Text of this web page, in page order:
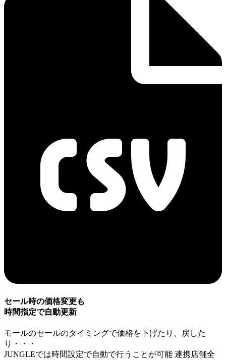
セール時の価格変更も
時間指定で自動更新
モールのセールのタイミングで価格を下げたり、戻した
り・・・
JUNGLEでは時間設定で自動で行うことが可能 連携店舗全